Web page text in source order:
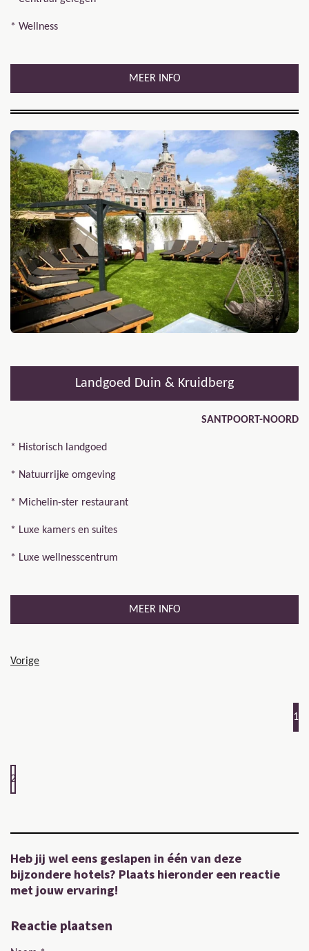
* Wellness
MEER INFO
Landgoed Duin & Kruidberg
SANTPOORT-NOORD
* Historisch landgoed
* Natuurrijke omgeving
* Michelin-ster restaurant
* Luxe kamers en suites
* Luxe wellnesscentrum
MEER INFO
Vorige
1
2
Heb jij wel eens geslapen in één van deze
bijzondere hotels? Plaats hieronder een reactie
met jouw ervaring!
Reactie plaatsen